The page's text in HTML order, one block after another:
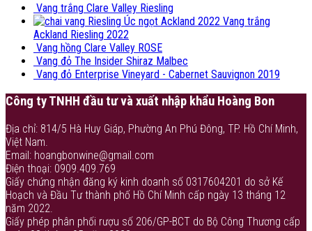
Vang trắng Clare Valley Riesling
Vang trắng
Ackland Riesling 2022
Vang hồng Clare Valley ROSE
Vang đỏ The Insider Shiraz Malbec
Vang đỏ Enterprise Vineyard - Cabernet Sauvignon 2019
Công ty TNHH đầu tư và xuất nhập khẩu Hoàng Bon
Địa chỉ: 814/5 Hà Huy Giáp, Phường An Phú Đông, TP. Hồ Chí Minh,
Việt Nam.
Email: hoangbonwine@gmail.com
Điện thoại: 0909.409.769
Giấy chứng nhận đăng ký kinh doanh số 0317604201 do sở Kế
Hoạch và Đầu Tư thành phố Hồ Chí Minh cấp ngày 13 tháng 12
năm 2022.
Giấy phép phân phối rượu số 206/GP-BCT do Bộ Công Thương cấp